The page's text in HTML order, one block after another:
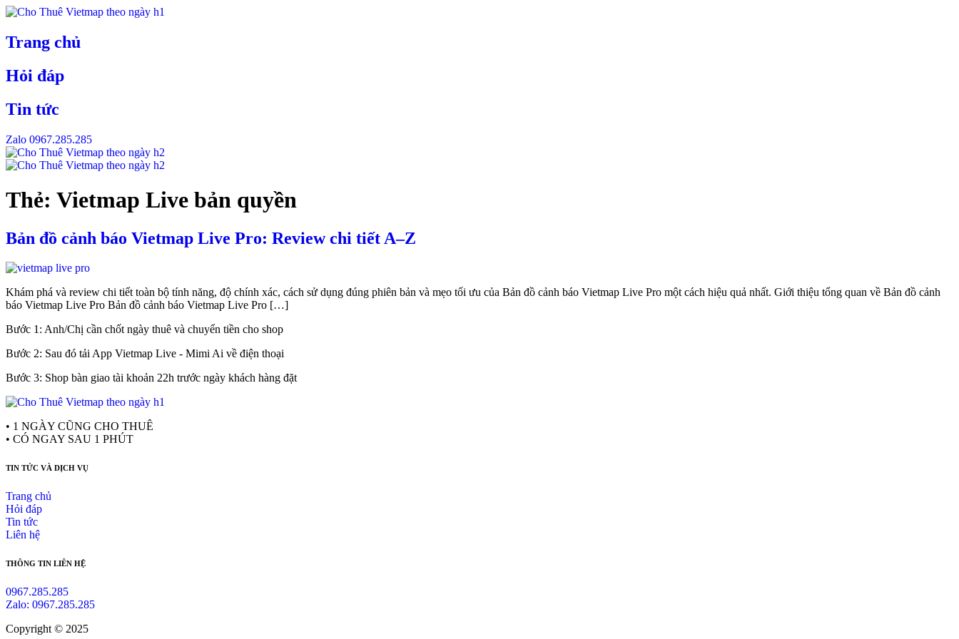
Skip
content
Trang chủ
Hỏi đáp
Tin tức
Zalo 0967.285.285
Thẻ: Vietmap Live bản quyền
Bản đồ cảnh báo Vietmap Live Pro: Review chi tiết A–Z
Khám phá và review chi tiết toàn bộ tính năng, độ chính xác, cách sử dụng đúng phiên bản và mẹo tối ưu của Bản đồ cảnh báo Vietmap Live Pro một cách hiệu quả nhất. Giới thiệu tổng quan về Bản đồ cảnh
báo Vietmap Live Pro Bản đồ cảnh báo Vietmap Live Pro […]
Bước 1: Anh/Chị cần chốt ngày thuê và chuyển tiền cho shop
Bước 2: Sau đó tải App Vietmap Live - Mimi Ai về điện thoại
Bước 3: Shop bàn giao tài khoản 22h trước ngày khách hàng đặt
• 1 NGÀY CŨNG CHO THUÊ
• CÓ NGAY SAU 1 PHÚT
TIN TỨC VÀ DỊCH VỤ
Trang chủ
Hỏi đáp
Tin tức
Liên hệ
THÔNG TIN LIÊN HỆ
0967.285.285
Zalo: 0967.285.285
Copyright © 2025